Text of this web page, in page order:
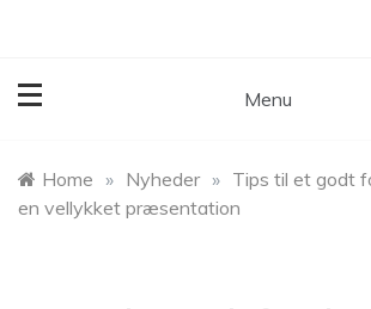
Menu
Home » Nyheder » Tips til et godt
en vellykket præsentation